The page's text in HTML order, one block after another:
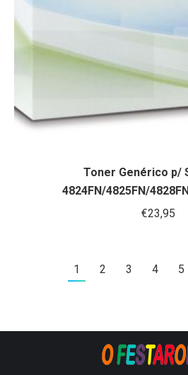
Toner Genérico p/
4824FN/4825FN/
€23,95
1 2 3 4 5